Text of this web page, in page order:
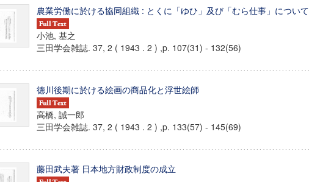
農業労働に於ける協同組織 : とくに「ゆひ」及び「むら仕事」について
小池, 基之
三田学会雑誌. 37, 2 ( 1943 . 2 ) ,p. 107(31) - 132(56)
徳川後期に於ける絵画の商品化と浮世絵師
高橋, 誠一郎
三田学会雑誌. 37, 2 ( 1943 . 2 ) ,p. 133(57) - 145(69)
藤田武夫著 日本地方財政制度の成立